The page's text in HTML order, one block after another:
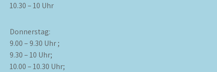
10.30 – 10 Uhr
Donnerstag:
9.00 – 9.30 Uhr ;
9.30 – 10 Uhr;
10.00 – 10.30 Uhr;